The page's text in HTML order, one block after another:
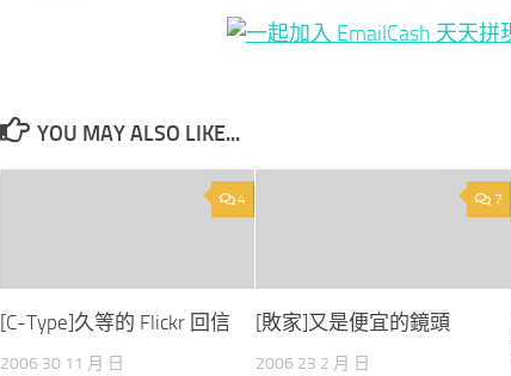
YOU MAY ALSO LIKE...
4
[C-Type]久等的 Flickr 回信
2006 30 11 月 日
7
[敗家]又是便宜的鏡頭
2006 23 2 月 日